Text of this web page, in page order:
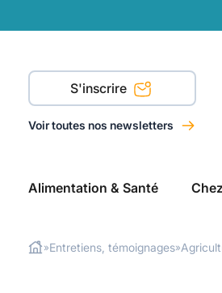
S'inscrire
Voir toutes nos newsletters
Alimentation & Santé
»Entretiens, témoignages»